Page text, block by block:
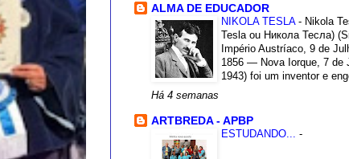
ALMA DE EDUCADOR
NIKOLA TESLA - Nikola
Tesla ou Никола Тесла)
Império Austríaco, 9 de
1856 — Nova Iorque, 7 de
1943) foi um inventor e
Há 4 semanas
ARTBREDA - APBP
ESTUDANDO... -